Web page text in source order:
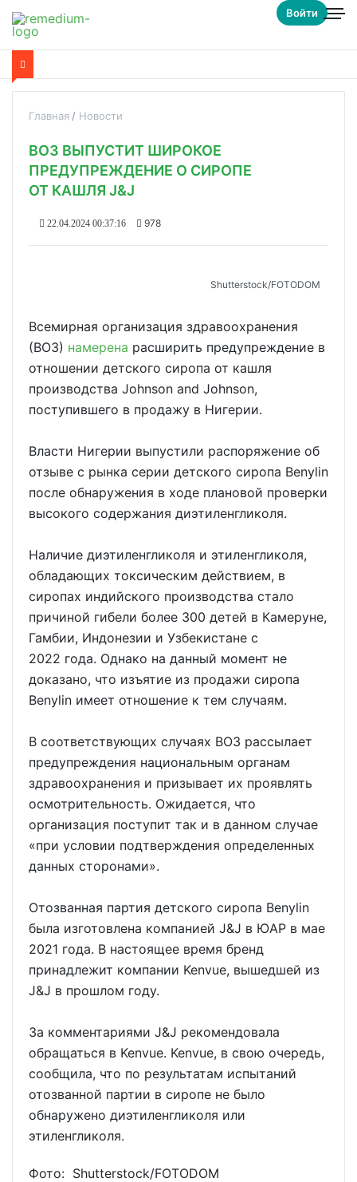
Войти
Главная Новости
ВОЗ ВЫПУСТИТ ШИРОКОЕ
ПРЕДУПРЕЖДЕНИЕ О СИРОПЕ
ОТ КАШЛЯ J&J
22.04.2024 00:37:16 978
Shutterstoсk/FOTODOM
Всемирная организация здравоохранения
(ВОЗ) намерена расширить предупреждение в
отношении детского сиропа от кашля
производства Johnson and Johnson,
поступившего в продажу в Нигерии.
Власти Нигерии выпустили распоряжение об
отзыве с рынка серии детского сиропа Benylin
после обнаружения в ходе плановой проверки
высокого содержания диэтиленгликоля.
Наличие диэтиленгликоля и этиленгликоля,
обладающих токсическим действием, в
сиропах индийского производства стало
причиной гибели более 300 детей в Камеруне,
Гамбии, Индонезии и Узбекистане с
2022 года. Однако на данный момент не
доказано, что изъятие из продажи сиропа
Benylin имеет отношение к тем случаям.
В соответствующих случаях ВОЗ рассылает
предупреждения национальным органам
здравоохранения и призывает их проявлять
осмотрительность. Ожидается, что
организация поступит так и в данном случае
«при условии подтверждения определенных
данных сторонами».
Отозванная партия детского сиропа Benylin
была изготовлена компанией J&J в ЮАР в мае
2021 года. В настоящее время бренд
принадлежит компании Kenvue, вышедшей из
J&J в прошлом году.
За комментариями J&J рекомендовала
обращаться в Kenvue. Kenvue, в свою очередь,
сообщила, что по результатам испытаний
отозванной партии в сиропе не было
обнаружено диэтиленгликоля или
этиленгликоля.
Фото: Shutterstoсk/FOTODOM